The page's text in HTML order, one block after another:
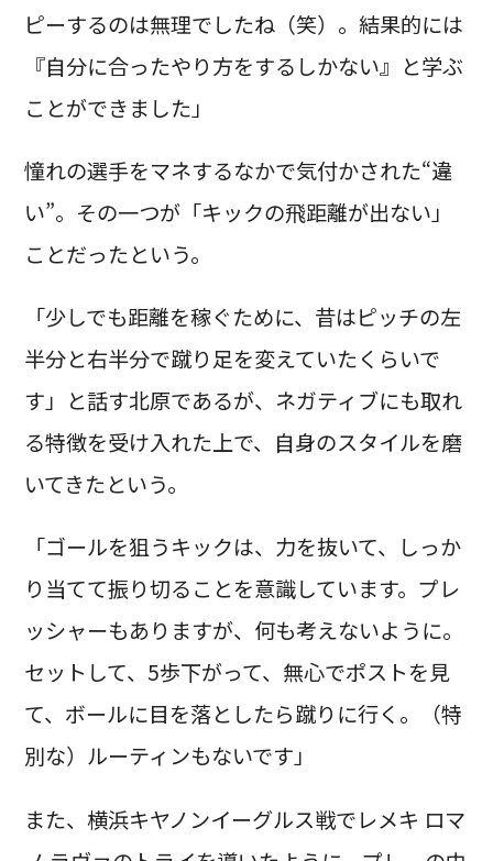
ピーするのは無理でしたね（笑）。結果的には
『自分に合ったやり方をするしかない』と学ぶ
ことができました」
憧れの選手をマネするなかで気付かされた“違
い”。その一つが「キックの飛距離が出ない」
ことだったという。
「少しでも距離を稼ぐために、昔はピッチの左
半分と右半分で蹴り足を変えていたくらいで
す」と話す北原であるが、ネガティブにも取れ
る特徴を受け入れた上で、自身のスタイルを磨
いてきたという。
「ゴールを狙うキックは、力を抜いて、しっか
り当てて振り切ることを意識しています。プレ
ッシャーもありますが、何も考えないように。
セットして、5歩下がって、無心でポストを見
て、ボールに目を落としたら蹴りに行く。（特
別な）ルーティンもないです」
また、横浜キヤノンイーグルス戦でレメキ ロマ